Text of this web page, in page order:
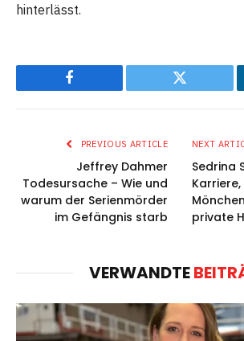
hinterlässt.
Facebook Twitter
PREVIOUS ARTICLE
Jeffrey Dahmer
Todesursache – Wie und
warum der Serienmörder
im Gefängnis starb
NEXT
Sedrina
private
VERWANDTE